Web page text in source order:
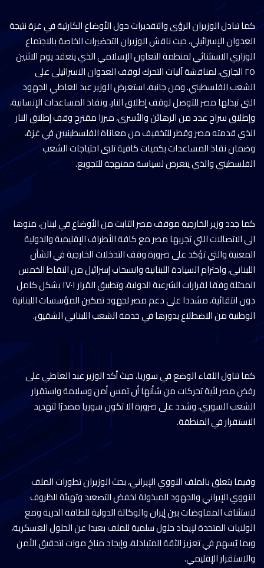
كما تبادل الوزيران الرؤى والتقديرات حول الأوضاع الكارثية في غزة نتيجة
العدوان الإسرائيلي، حيث ناقش الوزيران التحضيرات الخاصة بالاجتماع
الوزاري الاستثنائي لمنظمة التعاون الإسلامي الذي ينعقد يوم الاثنين
٢٥ الجاري، لمناقشة آليات التحرك لوقف العدوان الاسرائيلى على
الشعب الفلسطيني. ومن جانبه، استعرض الوزير عبد العاطي الجهود
التى تبذلها مصر للتوصل لوقف إطلاق النار، ونفاذ المساعدات الإنسانية،
وإطلاق سراح عدد من الرهائن والأسرى، مبرزا مقترح وقف إطلاق النار
الذي قدمته مصر وقطر للتخفيف من معاناة الفلسطينيين في غزة،
وضمان نفاذ المساعدات بكميات كافية تلبى احتياجات الشعب
الفلسطيني والذي يتعرض لسياسة ممنهجة للتجويع.
كما جدد وزير الخارجية موقف مصر الثابت من الأوضاع في لبنان، منوها
الى الاتصالات التي تجريها مصر مع كافة الأطراف الإقليمية والدولية
المعنية والتي تؤكد على ضرورة وقف التدخلات الخارجية في الشأن
اللبناني، واحترام السيادة اللبنانية وانسحاب إسرائيل من النقاط الخمس
المحتلة وفقا لقرارات الشرعية الدولية، وتطبيق القرار ١٧٠١ بشكل كامل
دون انتقائية، مشددا على دعم مصر لجهود تمكين المؤسسات اللبنانية
الوطنية من الاضطلاع بدورها في خدمة الشعب اللبناني الشقيق.
كما تناول اللقاء الوضع في سوريا، حيث أكد الوزير عبد العاطي على
رفض مصر لأية تحركات من شأنها أن تمس أمن وسلامة واستقرار
الشعب السوري، وشدد على ضرورة الا تكون سوريا مصدرًا لتهديد
الاستقرار في المنطقة.
وفيما يتعلق بالملف النووي الإيراني، بحث الوزيران تطورات الملف
النووي الإيراني والجهود المبذولة لخفض التصعيد وتهيئة الظروف
لاستئناف المفاوضات بين إيران والوكالة الدولية للطاقة الذرية ومع
الولايات المتحدة لإيجاد حلول سلمية للملف بعيدا عن الحلول العسكرية،
وبما يُسهم في تعزيز الثقة المتبادلة، وإيجاد مناخ موات لتحقيق الأمن
والاستقرار الإقليمي.